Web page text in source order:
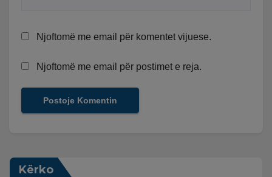
Njoftomë me email për komentet vijuese.
Njoftomë me email për postimet e reja.
Kërko